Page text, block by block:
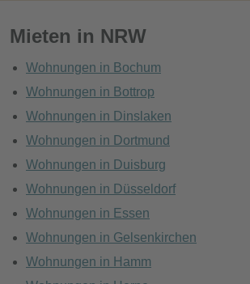
Mieten in NRW
Wohnungen in Bochum
Wohnungen in Bottrop
Wohnungen in Dinslaken
Wohnungen in Dortmund
Wohnungen in Duisburg
Wohnungen in Düsseldorf
Wohnungen in Essen
Wohnungen in Gelsenkirchen
Wohnungen in Hamm